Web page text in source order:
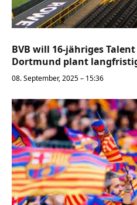
BVB will 16-jähriges
Dortmund plant
08. September, 2025 – 15:36